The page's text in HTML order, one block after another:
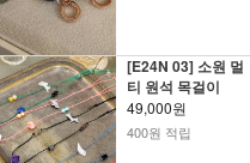
[E24N 03] 소원 멀
티 원석 목걸이
49,000원
400원 적립